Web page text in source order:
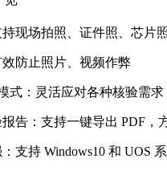
现场拍照、证件照、芯片
防止照片、视频作弊
式：灵活应对各种核验需求
告：支持一键导出 PDF，
支持 Windows10 和 UOS